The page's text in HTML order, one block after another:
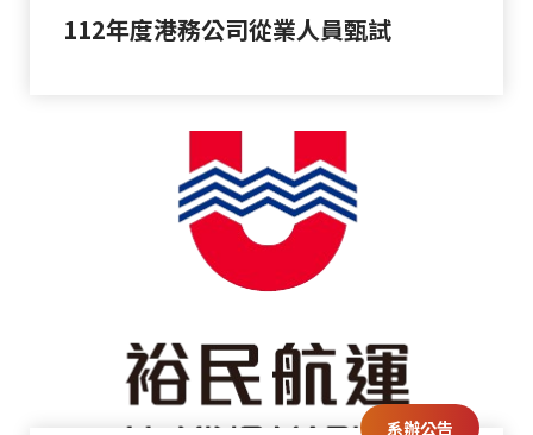
112年度港務公司從業人員甄試
系辦公告